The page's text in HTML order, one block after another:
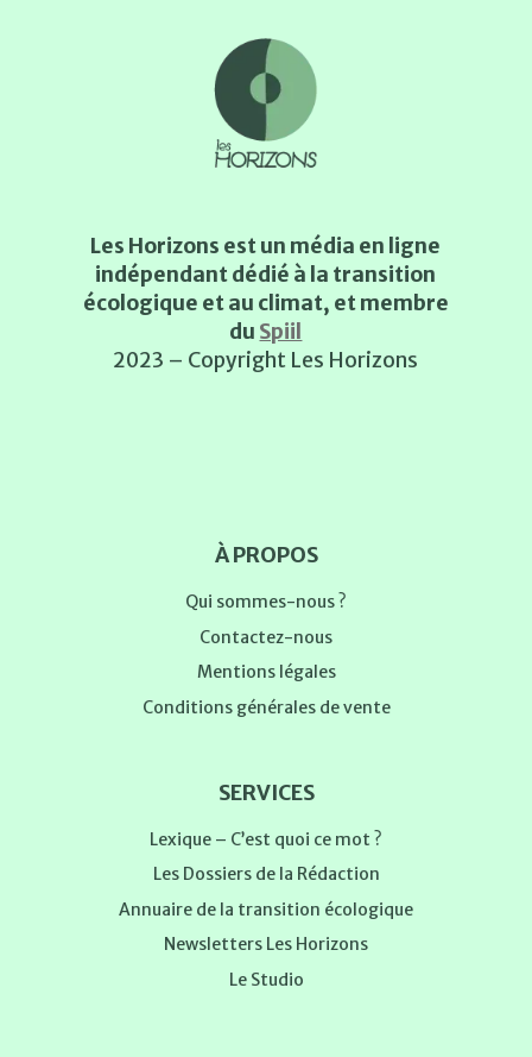
Les Horizons est un média en ligne
indépendant dédié à la transition
écologique et au climat, et membre
du Spiil
2023 – Copyright Les Horizons
À PROPOS
Qui sommes-nous ?
Contactez-nous
Mentions légales
Conditions générales de vente
SERVICES
Lexique – C’est quoi ce mot ?
Les Dossiers de la Rédaction
Annuaire de la transition écologique
Newsletters Les Horizons
Le Studio